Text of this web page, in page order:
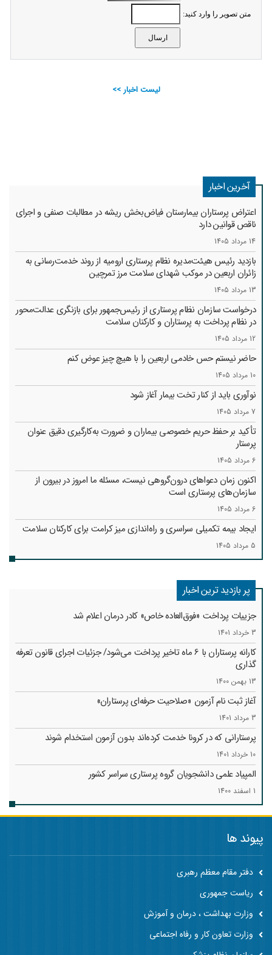
متن تصویر را وارد کنید:
لیست اخبار >>
آخرین اخبار
اعتراض پرستاران بیمارستان فیاض‌بخش ریشه در مطالبات صنفی و اجرای
ناقص قوانین دارد
14 مرداد 1405
بازدید رئیس هیئت‌مدیره نظام پرستاری ارومیه از روند خدمت‌رسانی به
زائران اربعین در موکب شهدای سلامت مرز تمرچین
13 مرداد 1405
درخواست سازمان نظام پرستاری از رئیس‌جمهور برای بازنگری عدالت‌محور
در نظام پرداخت به پرستاران و کارکنان سلامت
12 مرداد 1405
حاضر نیستم حس خادمی اربعین را با هیچ چیز عوض کنم
10 مرداد 1405
نوآوری باید از کنار تخت بیمار آغاز شود
7 مرداد 1405
تأکید بر حفظ حریم خصوصی بیماران و ضرورت به‌کارگیری دقیق عنوان
پرستار
6 مرداد 1405
اکنون زمان دعواهای درون‌گروهی نیست، مسئله ما امروز در بیرون از
سازمان‌های پرستاری است
6 مرداد 1405
ایجاد بیمه تکمیلی سراسری و راه‌اندازی میز کرامت برای کارکنان سلامت
5 مرداد 1405
پر بازدید ترین اخبار
جزییات پرداخت «فوق‌العاده خاص» کادر درمان اعلام شد
3 خرداد 1401
کارانه‌ پرستاران با 6 ماه تاخیر پرداخت می‌شود/ جزئیات اجرای قانون تعرفه
گذاری
13 بهمن 1400
آغاز ثبت نام آزمون «صلاحیت حرفه‌ای پرستاران»
3 مرداد 1401
پرستارانی که در کرونا خدمت کرد‌ه‌اند بدون آزمون استخدام شوند
10 خرداد 1401
المپیاد علمی دانشجویان گروه پرستاری سراسر کشور
1 اسفند 1400
پیوند ها
دفتر مقام معظم رهبری
ریاست جمهوری
وزارت بهداشت ، درمان و آموزش
وزارت تعاون کار و رفاه اجتماعی